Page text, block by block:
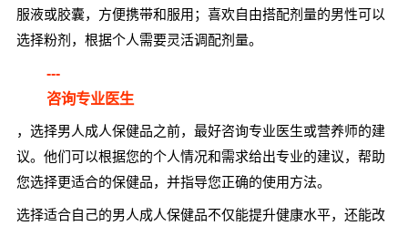
服液或胶囊，方便携带和服用；喜欢自由搭配剂量的男性可以
选择粉剂，根据个人需要灵活调配剂量。
---
咨询专业医生
，选择男人成人保健品之前，最好咨询专业医生或营养师的建
议。他们可以根据您的个人情况和需求给出专业的建议，帮助
您选择更适合的保健品，并指导您正确的使用方法。
选择适合自己的男人成人保健品不仅能提升健康水平，还能改